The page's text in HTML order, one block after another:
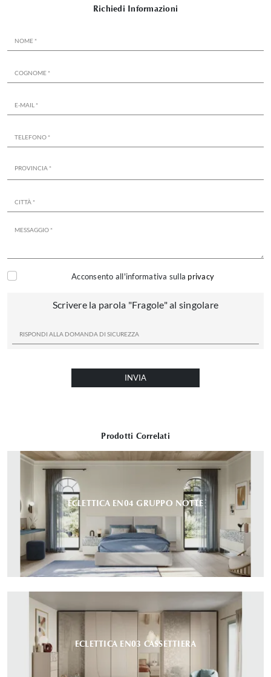
Prodotti Correlati
ECLETTICA EN04 GRUPPO NOTTE
ECLETTICA EN03 CASSETTIERA
Richiedi Informazioni
Acconsento all'informativa sulla privacy
Scrivere la parola "Fragole" al singolare
INVIA